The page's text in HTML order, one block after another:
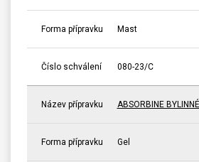
Forma přípravku Mast
Číslo schválení 080-23/C
Název přípravku ABSORBINE
Forma přípravku Gel